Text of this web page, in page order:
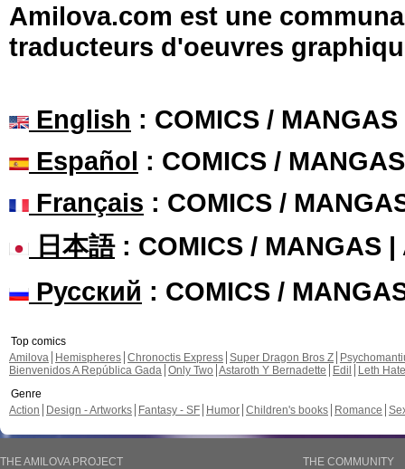
Amilova.com est une
traducteurs d'oeuvres
English : COMICS /
Español : COMICS /
Français : COMICS /
日本語: COMICS / MANGAS |
Русский : COMICS /
Top comics
Amilova
Hemispheres Chronoctis Express Super Dragon Bros Z
Bienvenidos A República Gada Only Two Astaroth Y Bernadette Edil
Leth Hate
Genre
Action
Design - Artworks Fantasy - SF Humor Children's books Romance
THE AMILOVA PROJECT
THE COMMUNITY